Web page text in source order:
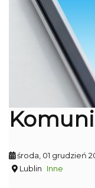
środa, 01 grudzień
Lublin
Inne